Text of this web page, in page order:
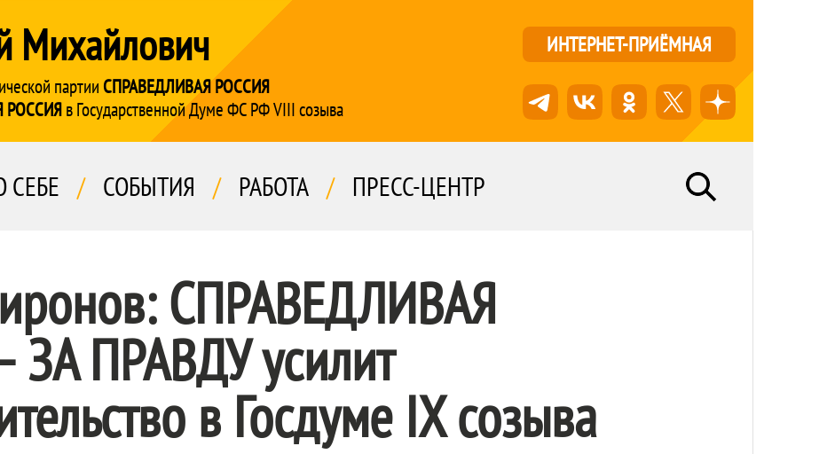
партии СПРАВЕДЛИВАЯ РОССИЯ
РОССИЯв Государственной Думе ФС РФ VIII созыва
ИНТЕРНЕТ-ПРИЁМНАЯ
СЕБЕ / СОБЫТИЯ / РАБОТА / ПРЕСС-ЦЕНТР
СПРАВЕДЛИВАЯ
ЗА ПРАВДУусилит
в Госдуме IX созыва